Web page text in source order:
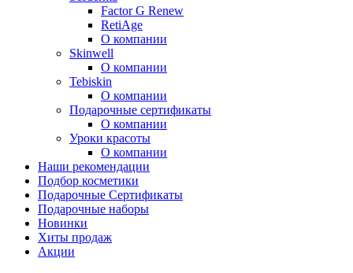
Factor G Renew
RetiAge
О компании
Skinwell
О компании
Tebiskin
О компании
Подарочные сертификаты
О компании
Уроки красоты
О компании
Наши рекомендации
Подбор косметики
Подарочные Сертификаты
Подарочные наборы
Новинки
Хиты продаж
Акции